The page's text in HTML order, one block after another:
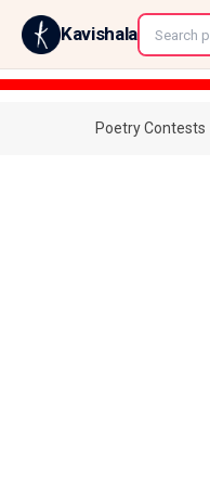
Kavishala
Poetry Contests